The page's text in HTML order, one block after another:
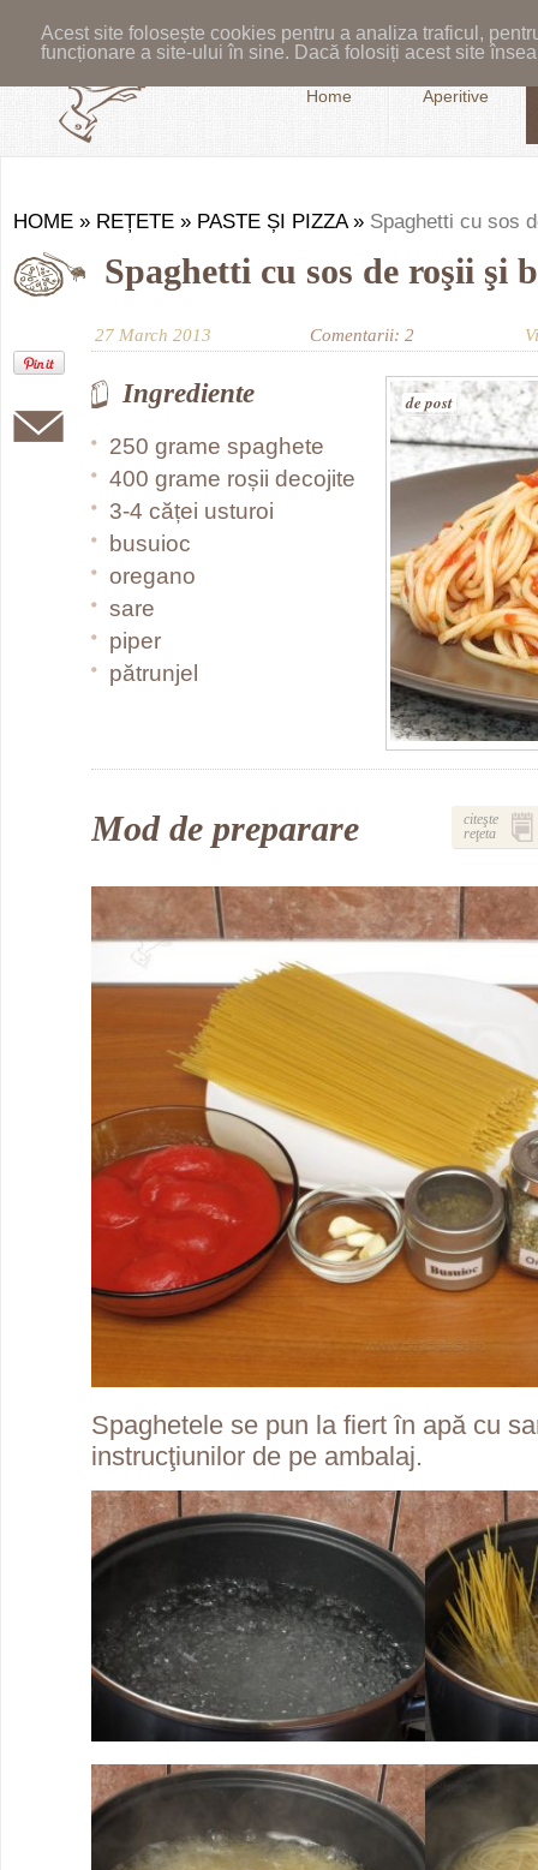
Acest site folosește cookies pentru a analiza traficul,
funcționare a site-ului în sine. Dacă folosiți acest site
Home Aperitive
HOME » REȚETE » PASTE ȘI PIZZA » Spaghetti cu sos
Spaghetti cu sos de roşii şi
27 March 2013 Comentarii: 2
de post
Ingrediente
250 grame spaghete
400 grame roșii decojite
3-4 căței usturoi
busuioc
oregano
sare
piper
pătrunjel
Mod de preparare
citeşte
reţeta
Spaghetele se pun la fiert în apă cu
instrucţiunilor de pe ambalaj.